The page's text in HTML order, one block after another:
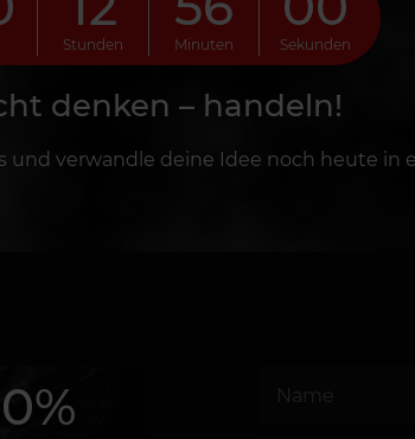
Stunden Minuten Sekunden
denken – handeln!
und verwandle deine Idee noch heute in